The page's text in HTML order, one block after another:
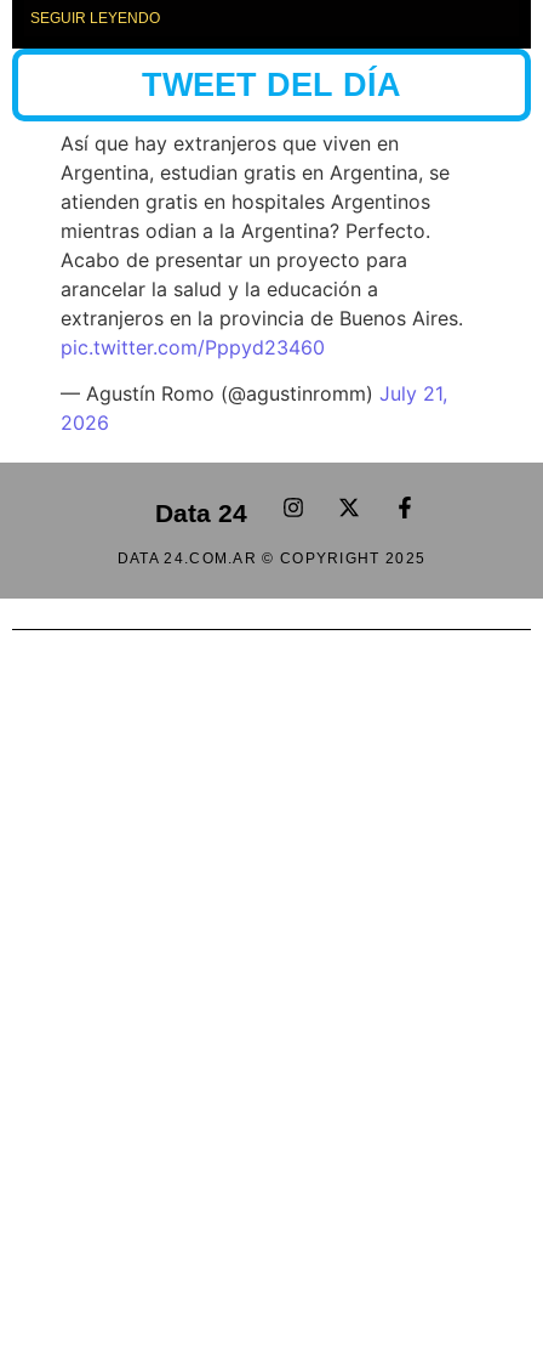
SEGUIR LEYENDO
TWEET DEL DÍA
Así que hay extranjeros que viven en
Argentina, estudian gratis en Argentina, se
atienden gratis en hospitales Argentinos
mientras odian a la Argentina? Perfecto.
Acabo de presentar un proyecto para
arancelar la salud y la educación a
extranjeros en la provincia de Buenos Aires.
pic.twitter.com/Pppyd23460
— Agustín Romo (@agustinromm) July 21,
2026
Data 24
DATA 24.COM.AR © COPYRIGHT 2025